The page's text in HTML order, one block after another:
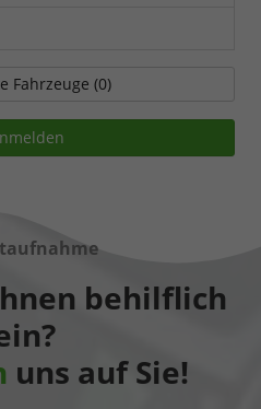
Fahrzeuge (0)
behilflich
uns auf Sie!